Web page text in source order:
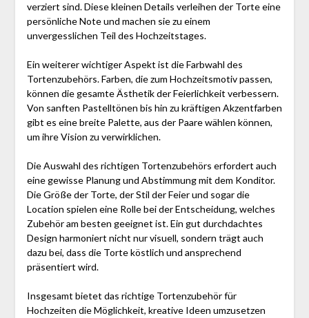
verziert sind. Diese kleinen Details verleihen der Torte eine
persönliche Note und machen sie zu einem
unvergesslichen Teil des Hochzeitstages.
Ein weiterer wichtiger Aspekt ist die Farbwahl des
Tortenzubehörs. Farben, die zum Hochzeitsmotiv passen,
können die gesamte Ästhetik der Feierlichkeit verbessern.
Von sanften Pastelltönen bis hin zu kräftigen Akzentfarben
gibt es eine breite Palette, aus der Paare wählen können,
um ihre Vision zu verwirklichen.
Die Auswahl des richtigen Tortenzubehörs erfordert auch
eine gewisse Planung und Abstimmung mit dem Konditor.
Die Größe der Torte, der Stil der Feier und sogar die
Location spielen eine Rolle bei der Entscheidung, welches
Zubehör am besten geeignet ist. Ein gut durchdachtes
Design harmoniert nicht nur visuell, sondern trägt auch
dazu bei, dass die Torte köstlich und ansprechend
präsentiert wird.
Insgesamt bietet das richtige Tortenzubehör für
Hochzeiten die Möglichkeit, kreative Ideen umzusetzen